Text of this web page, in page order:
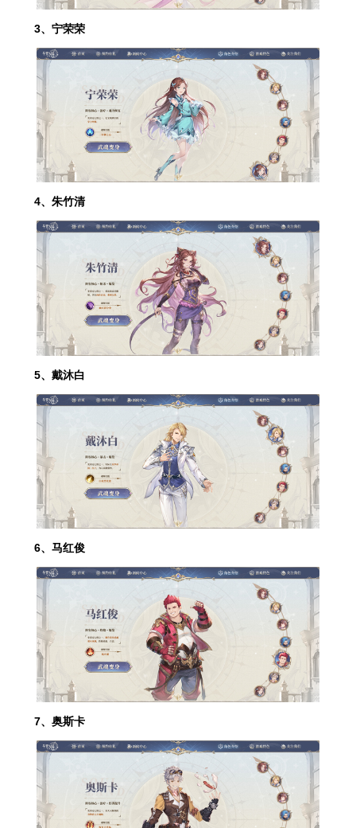
3、宁荣荣
4、朱竹清
5、戴沐白
6、马红俊
7、奥斯卡